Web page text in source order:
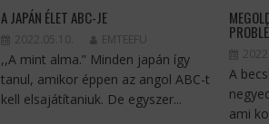
A JAPÁN ÉLET ABC-JE
2022.05.10. EMTEEFU
,,A mint alma.” Minden japán így
tanul, amikor éppen az angol ABC-t
kell elsajátítaniuk. De egyszer...
A
ami